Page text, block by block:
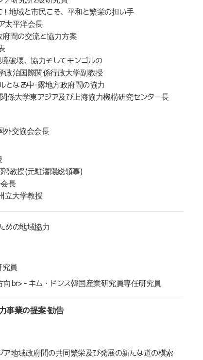
地域と市民こそ、平和と繁栄の担い手
太平洋会長
府間の交流と協力方案
破壊、協力そしてモンゴルの
政治国際関係行政大学副教授
となる中‐露地方政府間の協力
係大学東アジア及び上海協力機構研究センター長
外交協会会長
聘教授(元駐瀋陽総領事)
長
立大学教授
めの地域協力
究員
br> - キム・ドンス韓国産業研究員専任研究員
事業の提案·勧告
地域政府間の共同繁栄及び発展の新たな道の模索